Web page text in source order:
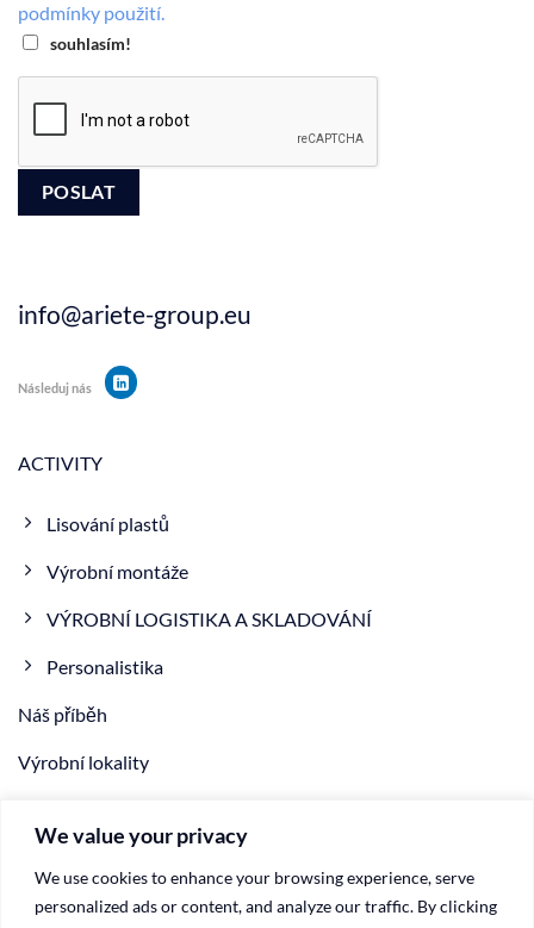
We value your privacy
We use cookies to enhance your browsing experience, serve
personalized ads or content, and analyze our traffic. By clicking
ACTIVITY
Lisování plastů
Výrobní montáže
VÝROBNÍ LOGISTIKA A SKLADOVÁNÍ
Personalistika
Náš příběh
Výrobní lokality
Kontakty
podmínky použití.
souhlasím!
info@ariete-group.eu
Následuj nás